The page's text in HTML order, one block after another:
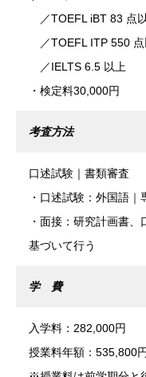
／TOEFL iBT 83 点
／TOEFL ITP 550 点
／IELTS 6.5 以上
・検定料30,000円
考査方法
口述試験｜書類審査
・口述試験：外国語｜
・面接：研究計画書
基づいて行う
学 費
入学料：282,000円
授業料年額：535,800円